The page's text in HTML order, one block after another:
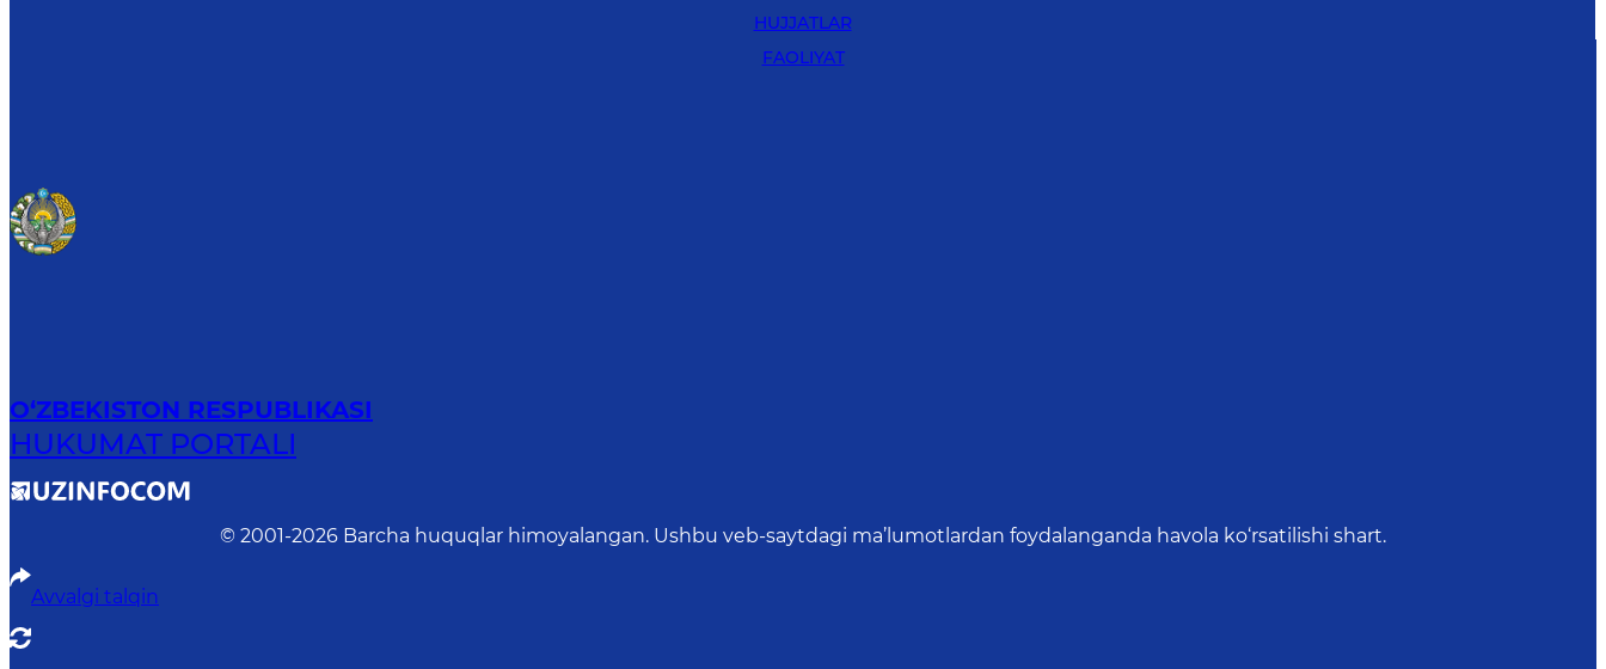
HUJJATLAR
FAOLIYAT
O‘ZBEKISTON RESPUBLIKASI
HUKUMAT PORTALI
© 2001-2026 Barcha huquqlar himoyalangan. Ushbu veb-saytdagi ma’lumotlardan foydalanganda havola ko‘rsatilishi shart.
Avvalgi talqin